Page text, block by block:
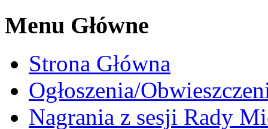
Menu Główne
Strona Główna
Ogłoszenia/
Nagrania z sesji Rady